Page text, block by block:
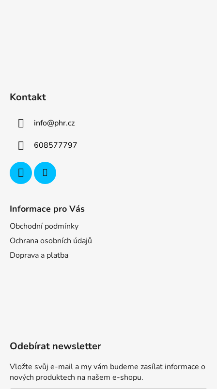
Kontakt
info@phr.cz
608577797
Informace pro Vás
Obchodní podmínky
Ochrana osobních údajů
Doprava a platba
Odebírat newsletter
Vložte svůj e-mail a my vám budeme zasílat informace o
nových produktech na našem e-shopu.